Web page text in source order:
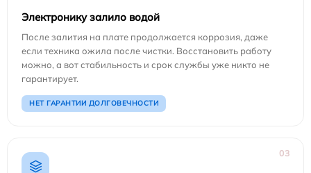
Электронику залило водой
После залития на плате продолжается коррозия, даже
если техника ожила после чистки. Восстановить работу
можно, а вот стабильность и срок службы уже никто не
гарантирует.
НЕТ ГАРАНТИИ ДОЛГОВЕЧНОСТИ
03